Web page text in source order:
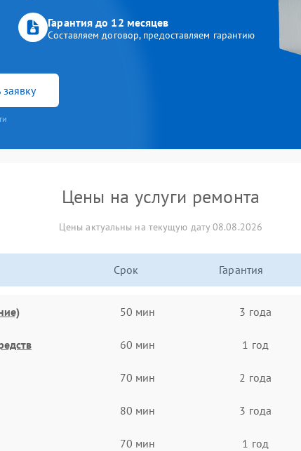
Гарантия до 12 месяцев
Составляем договор, предоставляем гарантию
Цены на услуги ремонта
Цены актуальны на текущую дату 08.08.2026
Срок Гарантия
50 мин 3 года
60 мин 1 год
70 мин 2 года
80 мин 3 года
70 мин 1 год